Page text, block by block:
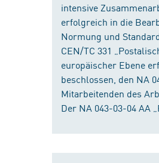
intensive
erfolgreich in die
Normung und
CEN/TC 331
europäischer Ebene
beschlossen, den NA
Mitarbeitenden des
Der NA 043-03-04 AA